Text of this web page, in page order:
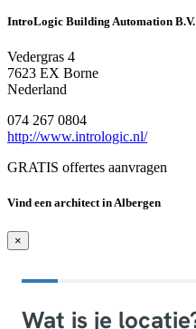
IntroLogic Building Automation B.V.
Vedergras 4
7623 EX Borne
Nederland
074 267 0804
http://www.intrologic.nl/
GRATIS offertes aanvragen
Vind een architect in Albergen
×